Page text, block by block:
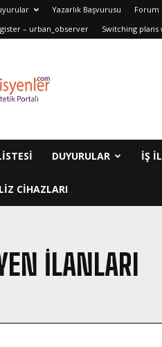
Yazarlık Başvurusu Forum
– urban_observer Switching plans
DUYURULAR İŞ
CIHAZLARI
ILANLARI